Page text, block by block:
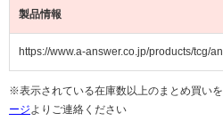
製品情報
https://www.a-answer.co.jp/products/tcg/
※表示されている在庫数以上のまとめ買い
ージよりご連絡ください